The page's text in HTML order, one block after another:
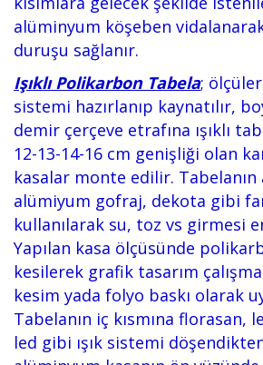
alüminyum köşeben
duruşu sağlanır.
Işıklı Polikarbon Tabela;
sistemi hazırlanıp kaynatılır,
demir çerçeve etrafına ışıklı
12-13-14-16 cm genişliği olan
kasalar monte edilir. Tabelanın
alümiyum gofraj, dekota gibi
kullanılarak su, toz vs girmesi
Yapılan kasa ölçüsünde
kesilerek grafik tasarım
kesim yada folyo baskı olarak
Tabelanın iç kısmına florasan,
led gibi ışık sistemi